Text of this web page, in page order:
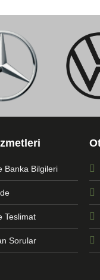
Banka Bilgileri
Teslimat
Sorular